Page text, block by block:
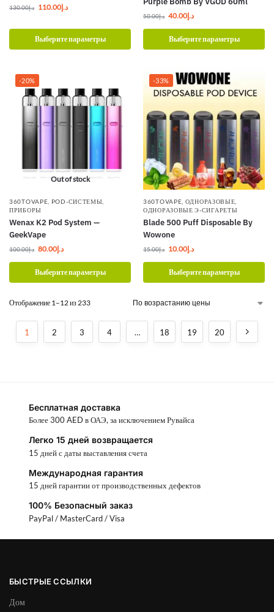
د.إ130.00 د.إ110.00
Выберите параметры
د.إ50.00 د.إ40.00
Выберите параметры
-20%
Out of stock
360TOVAPE POD-СИСТЕМЫ
ПРИБОРЫ
Wenax K2 Pod System —
GeekVape
د.إ100.00 د.إ80.00
Выберите параметры
-33%
360TOVAPE ОДНОРАЗОВЫЕ
ОДНОРАЗОВЫЕ Э-СИГАРЕТЫ
Blade 500 Puff Disposable By
Wowone
د.إ15.00 د.إ10.00
Выберите параметры
Отображение 1–12 из 233
1 2 3 4 … 18 19 20
Бесплатная доставка
Более 300 AED в ОАЭ, за исключением Рувайса
Легко 15 дней возвращается
15 дней с даты выставления счета
Международная гарантия
15 дней гарантии от производственных дефектов
100% Безопасный заказ
PayPal / MasterCard / Visa
БЫСТРЫЕ ССЫЛКИ
Дом